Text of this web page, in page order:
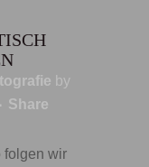
by
Share
folgen wir